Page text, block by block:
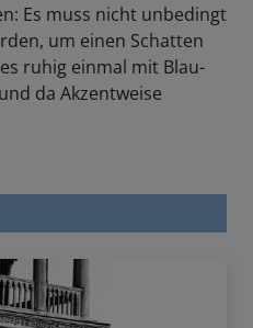
Es muss nicht unbedingt
um einen Schatten
ruhig einmal mit Blau-
da Akzentweise